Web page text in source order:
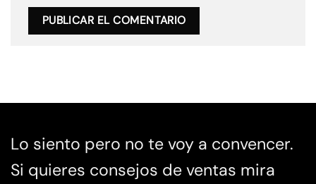
Lo siento pero no te voy a convencer.
Si quieres consejos de ventas mira